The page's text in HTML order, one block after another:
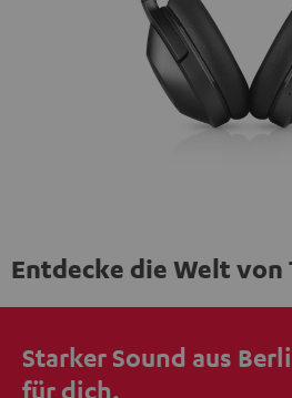
übermittelt werden.
Weitere
Datenschutzerklärung unter I zu
Entdecke die Welt von
Starker Sound aus
für dich.